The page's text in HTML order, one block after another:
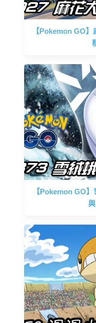
【Pokemon GO
【Pokemon GO